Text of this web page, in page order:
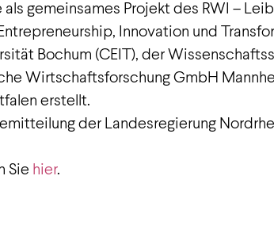
gemeinsames Projekt des RWI –
Innovation und
Bochum (CEIT), der
Wirtschaftsforschung GmbH
erstellt.
der Landesregierung
Sie hier.